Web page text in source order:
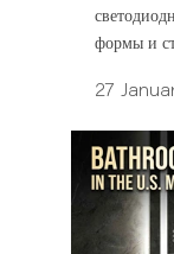
формы и
27